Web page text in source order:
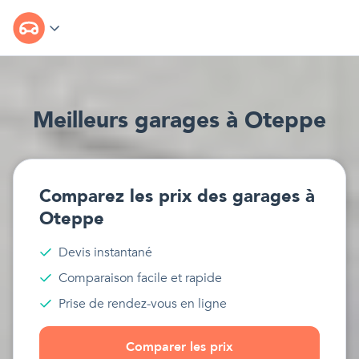
Meilleurs garages à Oteppe
Comparez les prix des garages à
Oteppe
Devis instantané
Comparaison facile et rapide
Prise de rendez-vous en ligne
Comparer les prix